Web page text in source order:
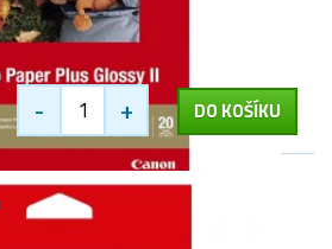
- + DO KOŠÍKU